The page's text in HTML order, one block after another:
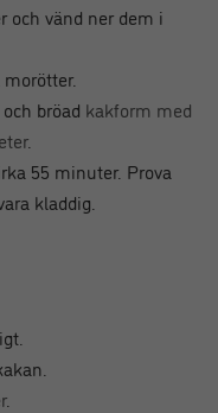
och vänd ner dem i
bröad kakform med
.
55 minuter. Prova
kladdig.
.